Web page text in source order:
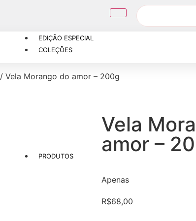
EDIÇÃO ESPECIAL
COLEÇÕES
PRODUTOS
/ Vela Morango do amor – 200g
Vela
amor –
Apenas
R$68,00